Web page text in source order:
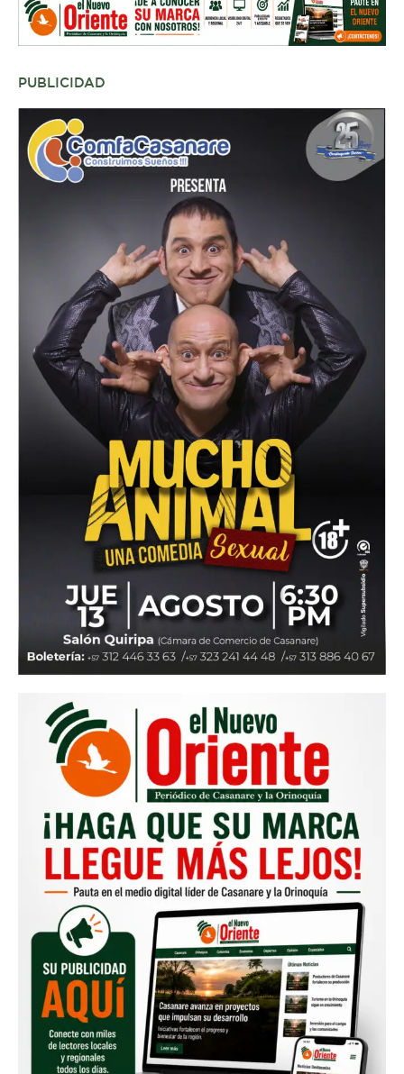
PUBLICIDAD